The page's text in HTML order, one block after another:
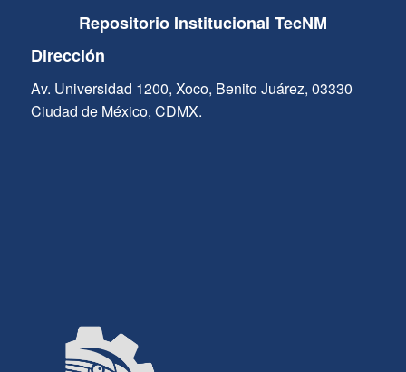
Repositorio Institucional TecNM
Dirección
Av. Universidad 1200, Xoco, Benito Juárez, 03330
Ciudad de México, CDMX.